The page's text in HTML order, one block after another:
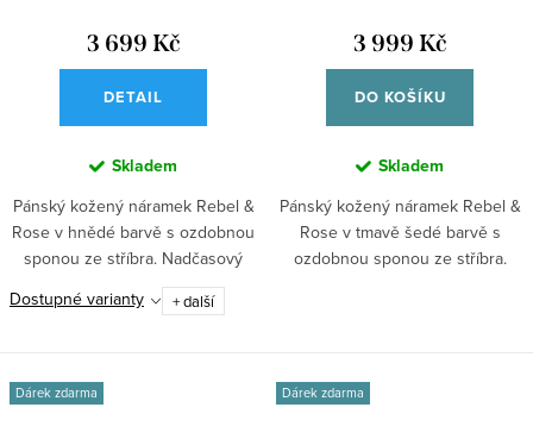
3 699 Kč
DETAIL
Skladem
Pánský kožený náramek Rebel &
Rose v hnědé barvě s ozdobnou
sponou ze stříbra. Nadčasový
doplněk...
Dostupné varianty + další
3 999 Kč
DO KOŠÍKU
Skladem
Pánský kožený náramek Rebel &
Rose v tmavě šedé barvě s
ozdobnou sponou ze stříbra.
Dárek zdarma Dárek zdarma